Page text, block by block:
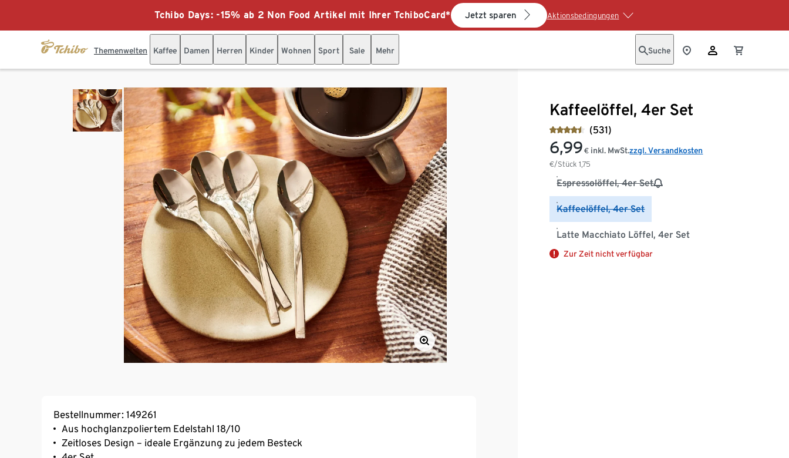
Tchibo Days: -15% ab 2 Non Food Artikel mit Ihrer TchiboCard* Jetzt sparen Aktionsbedingungen
Themenwelten Kaffee Damen Herren Kinder Wohnen Sport Sale Mehr Suche
Kaffeelöffel, 4er Set
(531)
6,99 €
€/Stück1,75
inkl. MwSt.zzgl. Versandkosten
Espressolöffel, 4er Set
Kaffeelöffel, 4er Set
Latte Macchiato Löffel, 4er Set
Zur Zeit nicht verfügbar
Bestellnummer: 149261
Aus hochglanzpoliertem Edelstahl 18/10
Zeitloses Design – ideale Ergänzung zu jedem Besteck